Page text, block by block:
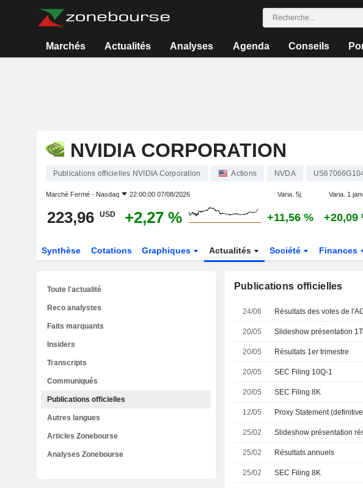
Marchés Actualités Analyses Agenda Conseils
NVIDIA CORPORATION
Publications officielles NVIDIA Corporation Actions NVDA
Marché Fermé - Nasdaq 22:00:00 07/08/2026 Varia. 5j. Varia. 1
223,96 USD +2,27 % +11,56 % +20,09
Synthèse Cotations Graphiques Actualités Société Finances
Publications officielles
24/06 Résultats des votes de
20/05 Slideshow présentation 1T
20/05 Résultats 1er trimestre
20/05 SEC Filing 10Q-1
20/05 SEC Filing 8K
12/05 Proxy Statement
25/02 Slideshow présentation
25/02 Résultats annuels
25/02 SEC Filing 8K
Toute l'actualité
Reco analystes
Faits marquants
Insiders
Transcripts
Communiqués
Publications officielles
Autres langues
Articles Zonebourse
Analyses Zonebourse